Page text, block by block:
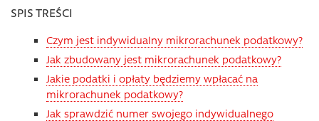
SPIS TREŚCI
Czym jest indywidualny mikrorachunek podatkowy?
Jak zbudowany jest mikrorachunek podatkowy?
Jakie podatki i opłaty będziemy wpłacać na
mikrorachunek podatkowy?
Jak sprawdzić numer swojego indywidualnego